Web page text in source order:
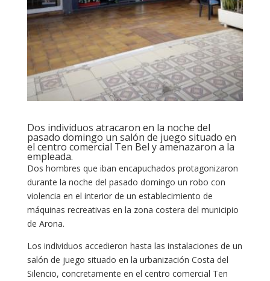
Dos individuos atracaron en la noche del
pasado domingo un salón de juego situado en
el centro comercial Ten Bel y amenazaron a la
empleada.
Dos hombres que iban encapuchados protagonizaron
durante la noche del pasado domingo un robo con
violencia en el interior de un establecimiento de
máquinas recreativas en la zona costera del municipio
de Arona.
Los individuos accedieron hasta las instalaciones de un
salón de juego situado en la urbanización Costa del
Silencio, concretamente en el centro comercial Ten